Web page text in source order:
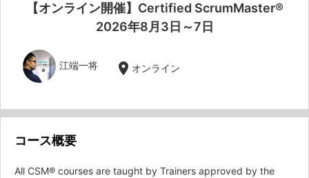
【オンライン開催】Certified ScrumMaster®
2026年8月3日～7日
江端一将 location_on オンライン
コース概要
All CSM® courses are taught by Trainers approved by the